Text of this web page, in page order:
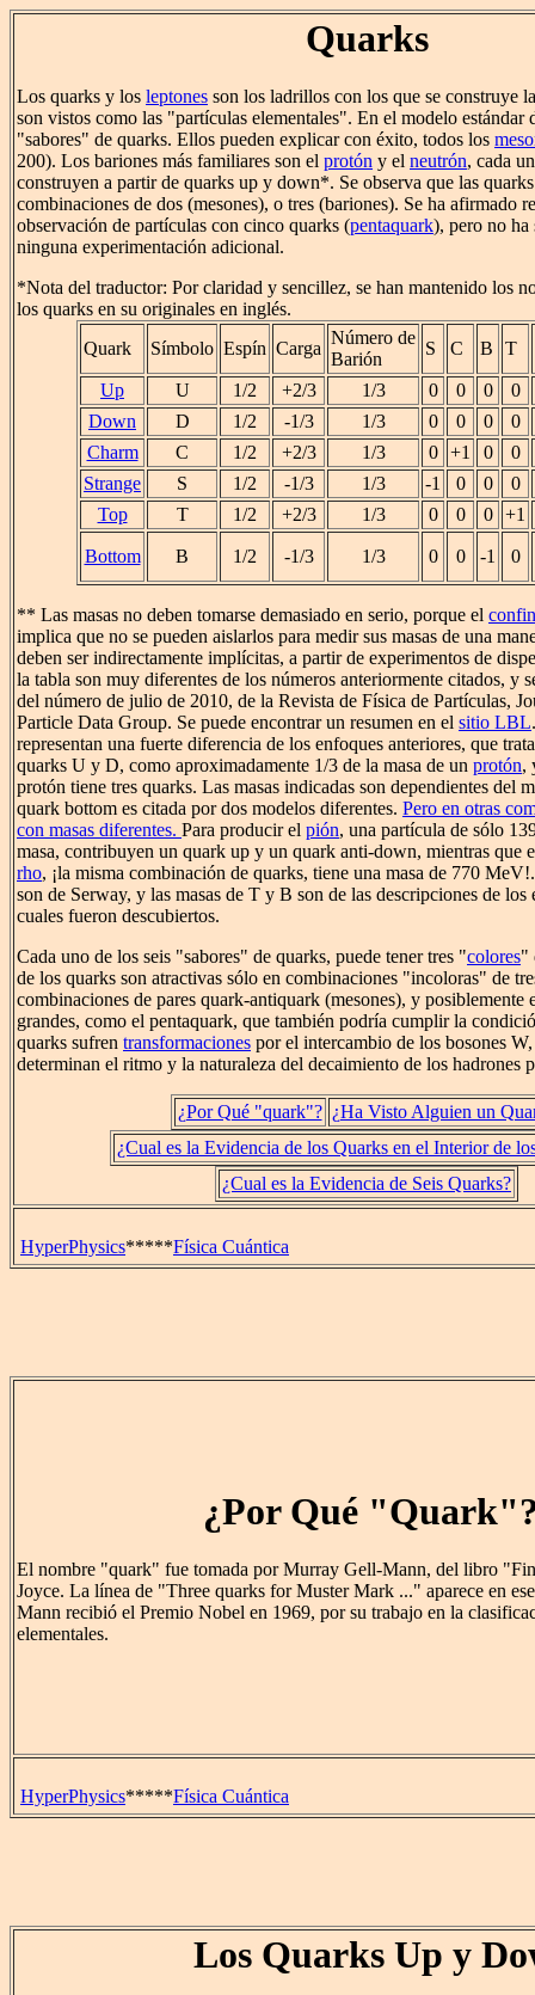
Quarks
Los quarks y los leptones son los ladrillos con los que se construye
son vistos como las "partículas elementales". En el modelo estándar
"sabores" de quarks. Ellos pueden explicar con éxito, todos los
200). Los bariones más familiares son el protón y el neutrón, cada
construyen a partir de quarks up y down*. Se observa que las
combinaciones de dos (mesones), o tres (bariones). Se ha afirmado
observación de partículas con cinco quarks (pentaquark), pero no
ninguna experimentación adicional.
*Nota del traductor: Por claridad y sencillez, se han mantenido los
los quarks en su originales en inglés.
Quark
Símbolo Espín Carga
Número de
Barión
S C B T
Up U 1/2 +2/3 1/3 0 0 0
0
Down
D 1/2 -1/3 1/3 0 0 0
0
Charm
C 1/2 +2/3 1/3 0 +1 0
0
Strange
S 1/2 -1/3 1/3 -1 0 0
0
Top
T 1/2 +2/3 1/3 0 0 0 +1
Bottom B 1/2 -1/3 1/3 0 0 -1 0
** Las masas no deben tomarse demasiado en serio, porque el
implica que no se pueden aislarlos para medir sus masas de una
deben ser indirectamente implícitas, a partir de experimentos de
la tabla son muy diferentes de los números anteriormente citados, y
del número de julio de 2010, de la Revista de Física de Partículas,
Particle Data Group. Se puede encontrar un resumen en el sitio LBL
representan una fuerte diferencia de los enfoques anteriores, que
quarks U y D, como aproximadamente 1/3 de la masa de un protón,
protón tiene tres quarks. Las masas indicadas son dependientes del
quark bottom es citada por dos modelos diferentes. Pero en otras
con masas diferentes. Para producir el pión, una partícula de sólo
masa, contribuyen un quark up y un quark anti-down, mientras que
rho, ¡la misma combinación de quarks, tiene una masa de 770
son de Serway, y las masas de T y B son de las descripciones de los
cuales fueron descubiertos.
Cada uno de los seis "sabores" de quarks, puede tener tres "colores"
de los quarks son atractivas sólo en combinaciones "incoloras" de
combinaciones de pares quark-antiquark (mesones), y posiblemente
grandes, como el pentaquark, que también podría cumplir la
quarks sufren transformaciones por el intercambio de los bosones
determinan el ritmo y la naturaleza del decaimiento de los hadrones
¿Por Qué "quark"? ¿Ha Visto Alguien un
¿Cual es la Evidencia de los Quarks en el Interior de
¿Cual es la Evidencia de Seis Quarks?
HyperPhysics*****Física Cuántica
¿Por Qué
El nombre "quark" fue tomada por Murray Gell-Mann, del libro
Joyce. La línea de "Three quarks for Muster Mark ..." aparece en
Mann recibió el Premio Nobel en 1969, por su trabajo en la
elementales.
HyperPhysics*****Física Cuántica
Los Quarks Up y